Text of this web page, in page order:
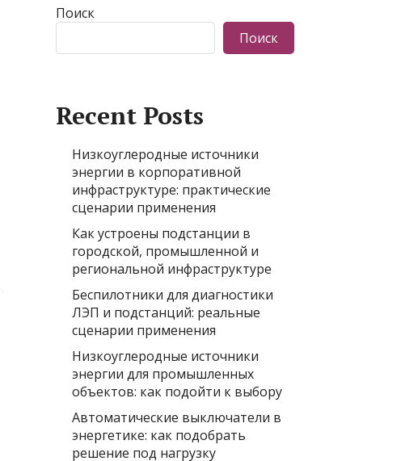
Поиск
Поиск
Recent Posts
Низкоуглеродные источники
энергии в корпоративной
инфраструктуре: практические
сценарии применения
Как устроены подстанции в
городской, промышленной и
региональной инфраструктуре
Беспилотники для диагностики
ЛЭП и подстанций: реальные
сценарии применения
Низкоуглеродные источники
энергии для промышленных
объектов: как подойти к выбору
Автоматические выключатели в
энергетике: как подобрать
решение под нагрузку